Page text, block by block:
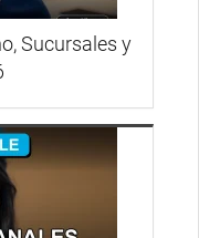
Sucursales y